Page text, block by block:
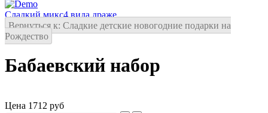
Сладкий микс4 вида драже
Вернуться к: Сладкие детские новогодние подарки на
Рождество
Бабаевский набор
Цена 1712 руб